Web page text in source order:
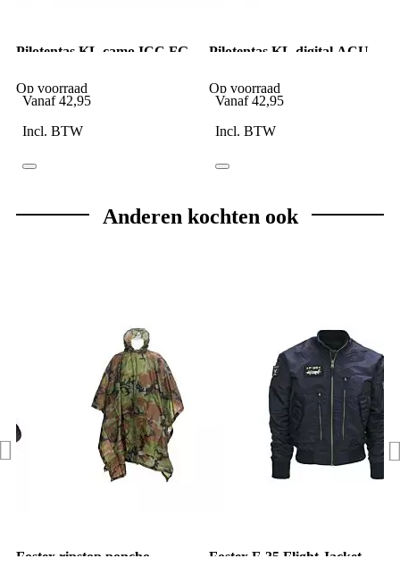
Pilotentas KL camo ICC FG
Op voorraad
Vanaf 42,95
Incl. BTW
Pilotentas KL digital ACU
Op voorraad
Vanaf 42,95
Incl. BTW
Anderen kochten ook
Fostex ripstop poncho
Fostex F-35 Flight Jacket